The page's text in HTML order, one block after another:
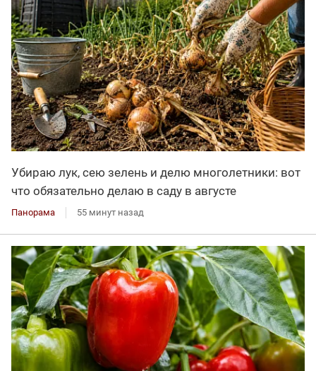
Убираю лук, сею зелень и делю многолетники: вот
что обязательно делаю в саду в августе
Панорама 55 минут назад